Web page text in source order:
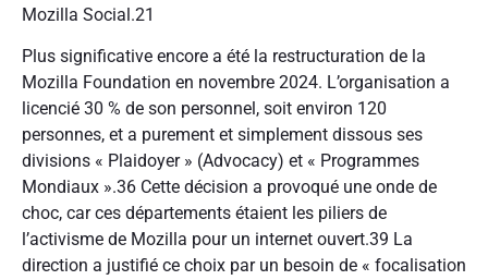
Mozilla Social.21
Plus significative encore a été la restructuration de la
Mozilla Foundation en novembre 2024. L’organisation a
licencié 30 % de son personnel, soit environ 120
personnes, et a purement et simplement dissous ses
divisions « Plaidoyer » (Advocacy) et « Programmes
Mondiaux ».36 Cette décision a provoqué une onde de
choc, car ces départements étaient les piliers de
l’activisme de Mozilla pour un internet ouvert.39 La
direction a justifié ce choix par un besoin de « focalisation